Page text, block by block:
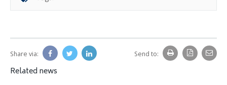
Share via: Send to:
Related news